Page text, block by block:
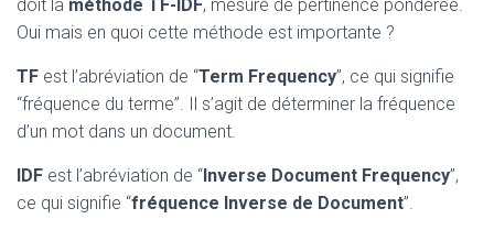
doit la méthode TF-IDF, mesure de pertinence pondérée.
Oui mais en quoi cette méthode est importante ?
TF est l’abréviation de “Term Frequency”, ce qui signifie
“fréquence du terme”. Il s’agit de déterminer la fréquence
d’un mot dans un document.
IDF est l’abréviation de “Inverse Document Frequency”,
ce qui signifie “fréquence Inverse de Document”.